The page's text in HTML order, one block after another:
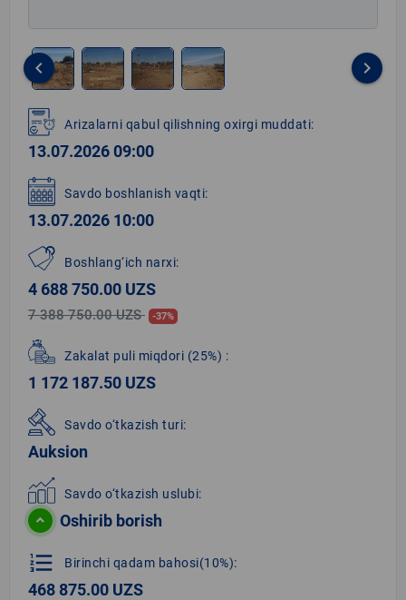
1
of
4
keyboard_arrow_left keyboard_arrow_right
Arizalarni qabul qilishning oxirgi muddati:
13.07.2026 09:00
Savdo boshlanish vaqti:
13.07.2026 10:00
Boshlang‘ich narxi:
4 688 750.00 UZS
7 388 750.00 UZS -37%
Zakalat puli miqdori (25%) :
1 172 187.50 UZS
Savdo o‘tkazish turi:
Auksion
Savdo o‘tkazish uslubi:
Oshirib borish
format_list_numbered Birinchi qadam bahosi(10%):
468 875.00 UZS